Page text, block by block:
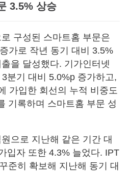
3.5% 상승
구성된 스마트홈 부문은
가로 작년 동기 대비 3.5%
을 달성했다. 기가인터넷
분기 대비 5.0%p 증가하고,
가입한 회선의 누적 비중도
기록하며 스마트홈 부문 성
으로 지난해 같은 기간 대
입자 또한 4.3% 늘었다. IPT
준히 확보해 지난해 동기 대